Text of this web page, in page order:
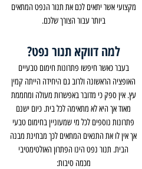
מקצועי אשר יתאים לכם את תנור הנפט המתאים
ביותר עבור הצורך שלכם.
למה דווקא תנור נפט?
בעבר כאשר חיפשו פתרונות חימום טבעיים
האופציה הראשונה ולרוב גם היחידה הייתה קמין
עץ. אין ספק כי מדובר באפשרות מעולה ומחממת
מאוד אך היא לא מתאימה לכל בית. כיום ישנם
פתרונות נוספים לכל מי שמעוניין בחימום טבעי
אך אין לו את התנאים המתאים לכך מבחינת מבנה
הבית. תנור נפט הינו הפתרון האולטימטיבי
מכמה סיבות: